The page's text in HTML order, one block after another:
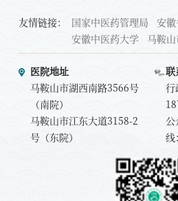
友情链接： 国家中医药管理局
安
安徽中医药大学
马鞍
医院地址
马鞍山市湖西南路3566号
（南院）
马鞍山市江东大道3158-2
号（东院）
联
行
公
线